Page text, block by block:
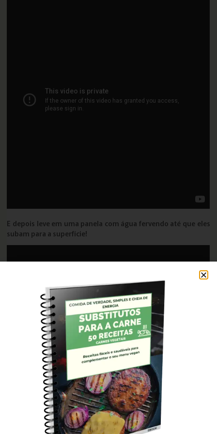
E depois leve em uma panela com água fervendo até que eles
subam para a superfície!